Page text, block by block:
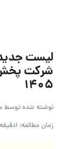
لیست
۱۴۰۵
نوشته شده توسط
زمان مطالعه: 1دقیقه